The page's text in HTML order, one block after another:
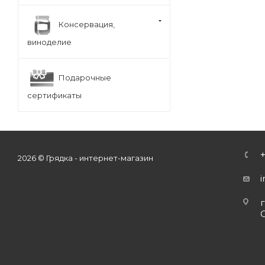
Консервация,
виноделие
Подарочные
сертификаты
2026 © Грядка - интернет-магазин